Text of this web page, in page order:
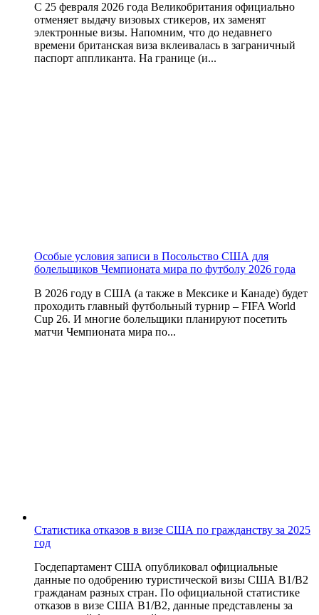
С 25 февраля 2026 года Великобритания официально
отменяет выдачу визовых стикеров, их заменят
электронные визы. Напомним, что до недавнего
времени британская виза вклеивалась в заграничный
паспорт аппликанта. На границе (и...
Особые условия записи в Посольство США для
болельщиков Чемпионата мира по футболу 2026 года
В 2026 году в США (а также в Мексике и Канаде) будет
проходить главный футбольный турнир – FIFA World
Cup 26. И многие болельщики планируют посетить
матчи Чемпионата мира по...
Статистика отказов в визе США по гражданству за 2025
год
Госдепартамент США опубликовал официальные
данные по одобрению туристической визы США B1/B2
гражданам разных стран. По официальной статистике
отказов в визе США B1/B2, данные представлены за